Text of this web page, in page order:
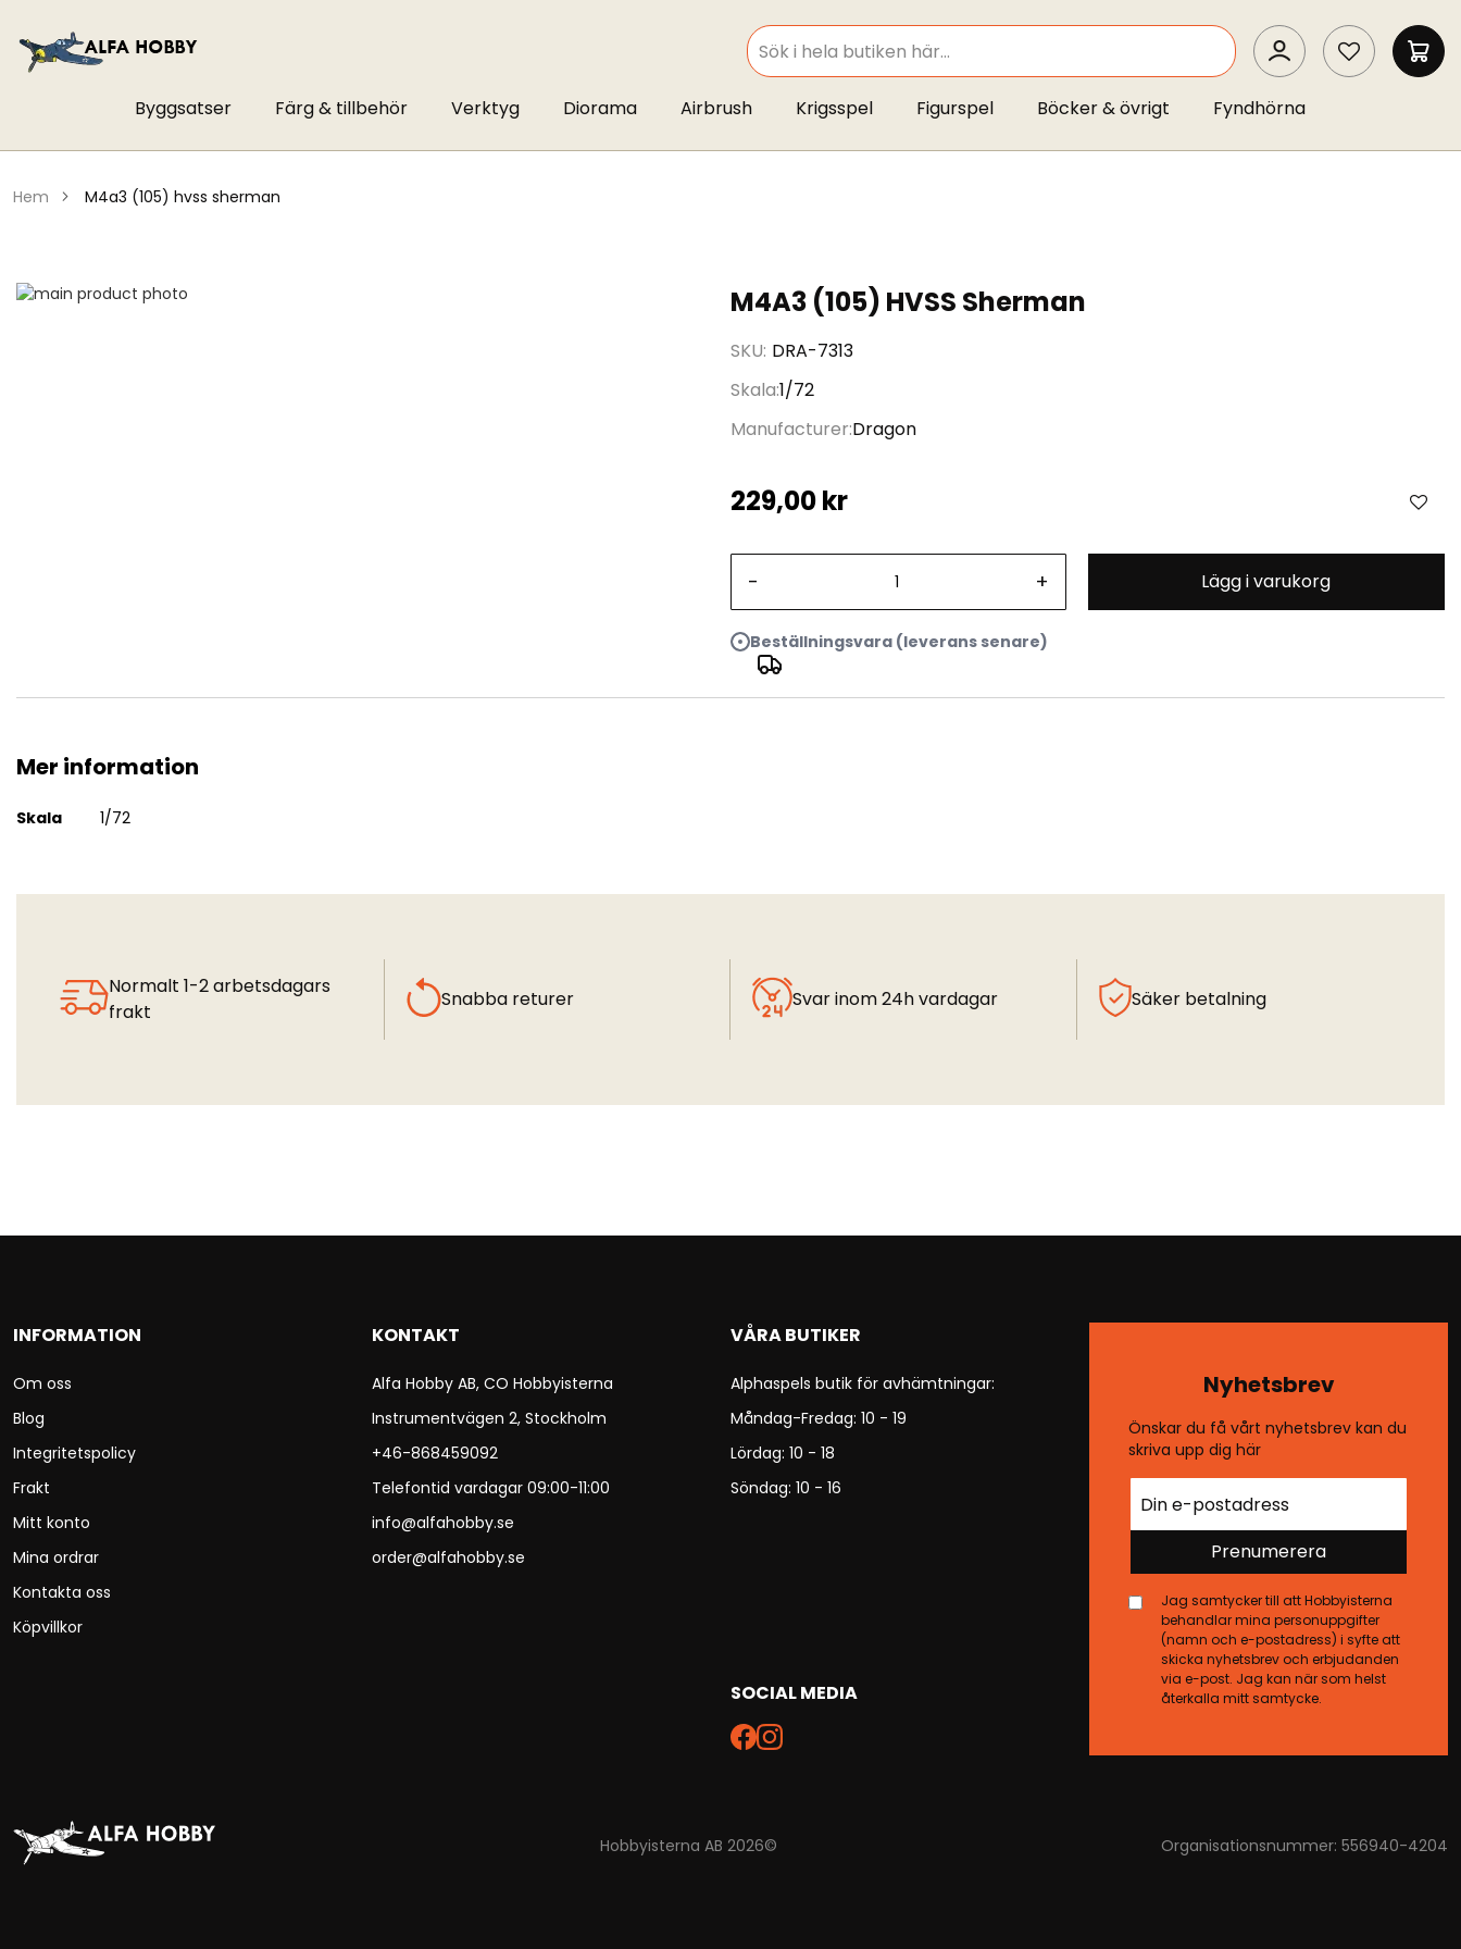
SEARCH
SEARCH
MIN
Byggsatser Färg & tillbehör Verktyg Diorama Airbrush Krigsspel Figurspel Böcker & övrigt Fyndhörna
hem m4a3 (105) hvss sherman
M4A3 (105) HVSS Sherman
SKU DRA-7313
Skala1/72
Manufacturer Dragon
229,00 kr
- + Lägg i varukorg
Beställningsvara (leverans senare)
Hoppa
Mer information
Mer
Skala 1/72
Normalt 1-2 arbetsdagars
frakt
Snabba returer Svar inom 24h vardagar Säker betalning
INFORMATION
Om oss
Blog
Integritetspolicy
Frakt
Mitt konto
Mina ordrar
Kontakta oss
Köpvillkor
KONTAKT
Alfa Hobby AB, CO Hobbyisterna
Instrumentvägen 2, Stockholm
+46-868459092
Telefontid vardagar 09:00-11:00
info@alfahobby.se
order@alfahobby.se
VÅRA BUTIKER
Alphaspels butik för avhämtningar:
Måndag-Fredag: 10 - 19
Lördag: 10 - 18
Söndag: 10 - 16
SOCIAL MEDIA
Nyhetsbrev
Önskar du få vårt nyhetsbrev kan du
skriva upp dig här
Prenumerera
Jag samtycker till att Hobbyisterna
behandlar mina personuppgifter
(namn och e-postadress) i syfte att
skicka nyhetsbrev och erbjudanden
via e-post. Jag kan när som helst
återkalla mitt samtycke.
Hobbyisterna AB 2026© Organisationsnummer: 556940-4204